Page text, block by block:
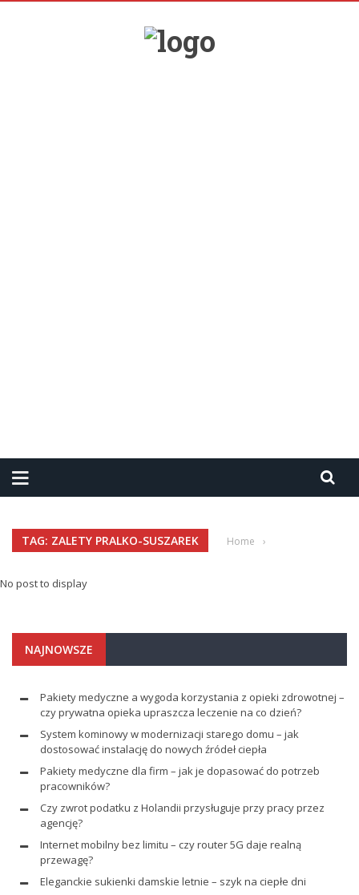
TAG: ZALETY PRALKO-SUSZAREK Home ›
No post to display
NAJNOWSZE
Pakiety medyczne a wygoda korzystania z opieki zdrowotnej –
czy prywatna opieka upraszcza leczenie na co dzień?
System kominowy w modernizacji starego domu – jak
dostosować instalację do nowych źródeł ciepła
Pakiety medyczne dla firm – jak je dopasować do potrzeb
pracowników?
Czy zwrot podatku z Holandii przysługuje przy pracy przez
agencję?
Internet mobilny bez limitu – czy router 5G daje realną
przewagę?
Eleganckie sukienki damskie letnie – szyk na ciepłe dni